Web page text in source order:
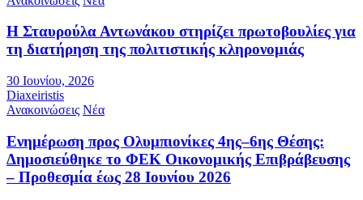
Η Σταυρούλα Αντωνάκου στηρίζει πρωτοβουλίες για
τη διατήρηση της πολιτιστικής κληρονομιάς
30 Ιουνίου, 2026
Diaxeiristis
Ανακοινώσεις Νέα
Ενημέρωση προς Ολυμπιονίκες 4ης–6ης Θέσης:
Δημοσιεύθηκε το ΦΕΚ Οικονομικής Επιβράβευσης
– Προθεσμία έως 28 Ιουνίου 2026